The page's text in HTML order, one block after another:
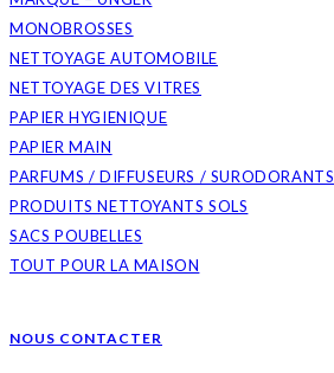
MONOBROSSES
NETTOYAGE AUTOMOBILE
NETTOYAGE DES VITRES
PAPIER HYGIENIQUE
PAPIER MAIN
PARFUMS / DIFFUSEURS / SURODORANTS
PRODUITS NETTOYANTS SOLS
SACS POUBELLES
TOUT POUR LA MAISON
NOUS CONTACTER